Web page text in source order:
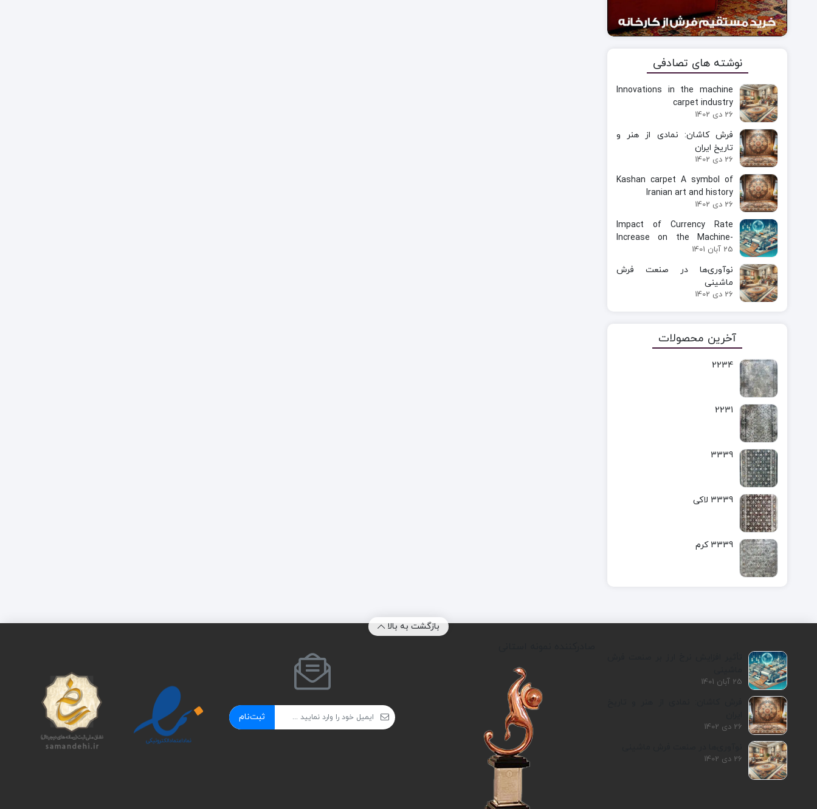
نوشته های تصادفی
Innovations in the machine
carpet industry
26 دی 1402
فرش کاشان: نمادی از هنر و
تاریخ ایران
26 دی 1402
Kashan carpet A symbol of
Iranian art and history
26 دی 1402
Impact of Currency Rate
Increase on the Machine-
Made Carpet Industry
25 آبان 1401
نوآوری‌ها در صنعت فرش
ماشینی
26 دی 1402
آخرین محصولات
2234
2231
3339
3339 لاکی
3339 کرم
بازگشت به بالا
25 آبان 1401
26 دی 1402
26 دی 1402
ثبت‌نام